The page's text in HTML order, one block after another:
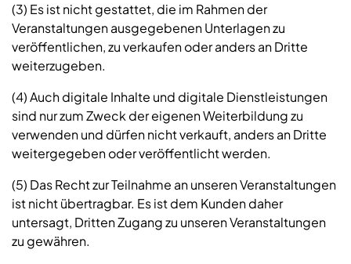
(3) Es ist nicht gestattet, die im Rahmen der
Veranstaltungen ausgegebenen Unterlagen zu
veröffentlichen, zu verkaufen oder anders an Dritte
weiterzugeben.
(4) Auch digitale Inhalte und digitale Dienstleistungen
sind nur zum Zweck der eigenen Weiterbildung zu
verwenden und dürfen nicht verkauft, anders an Dritte
weitergegeben oder veröffentlicht werden.
(5) Das Recht zur Teilnahme an unseren Veranstaltungen
ist nicht übertragbar. Es ist dem Kunden daher
untersagt, Dritten Zugang zu unseren Veranstaltungen
zu gewähren.